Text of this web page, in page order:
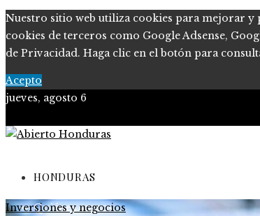
Nuestro sitio web utiliza cookies para mejorar
cookies de terceros como Google Adsense,
de Privacidad. Haga clic en el botón para
Acepto
jueves, agosto 6
Política de Privacidad
Marco Legal del Sitio
Quiénes somos
HONDURAS
Inversiones y negocios